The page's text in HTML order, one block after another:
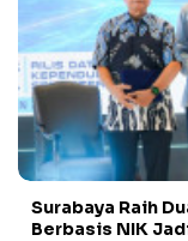
Surabaya Raih
Berbasis NIK